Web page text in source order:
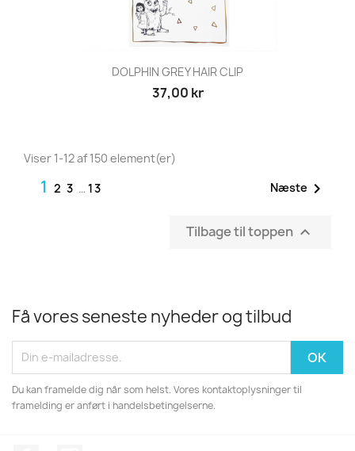
DOLPHIN GREY HAIR CLIP
37,00 kr
Viser 1-12 af 150 element(er)
1 2 3 … 13 Næste 
Tilbage til toppen 
Få vores seneste nyheder og tilbud
Du kan framelde dig når som helst. Vores kontaktoplysninger til
framelding er anført i handelsbetingelserne.